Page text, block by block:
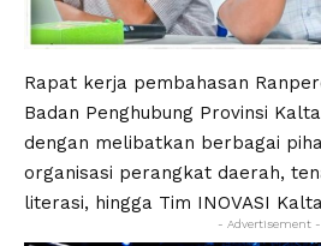
Rapat kerja pembahasan
Badan Penghubung Provinsi
dengan melibatkan berbagai
organisasi perangkat daerah,
literasi, hingga Tim INOVASI
- Advertisement -